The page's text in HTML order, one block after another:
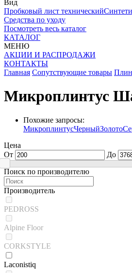
Вид
Пробковый лист технический
Средства по уходу
Посмотреть весь каталог
КАТАЛОГ
МЕНЮ
АКЦИИ И РАСПРОДАЖИ
КОНТАКТЫ
Главная Cопутствующие товары
Микроплинтус
Похожие запросы:
МикроплинтусЧерныйЗолото
Цена
От
До
Поиск по производителю
Производитель
PEDROSS
Alpine Floor
CORKSTYLE
Laconistiq